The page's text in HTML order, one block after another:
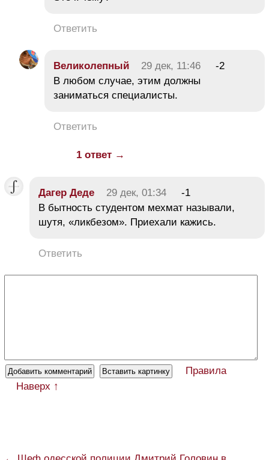
Ответить
Великолепный 29 дек, 11:46
-2
В любом случае, этим должны
заниматься специалисты.
Ответить
1 ответ →
Дагер Деде 29 дек, 01:34
-1
В бытность студентом мехмат называли,
шутя, «ликбезом». Приехали кажись.
Ответить
Правила
Наверх ↑